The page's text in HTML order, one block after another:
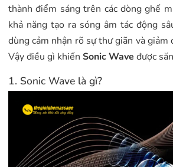
thành điểm sáng trên các dòng ghế
khả năng tạo ra sóng âm tác động
dùng cảm nhận rõ sự thư giãn và giảm
Vậy điều gì khiến Sonic Wave được
1. Sonic Wave là gì?